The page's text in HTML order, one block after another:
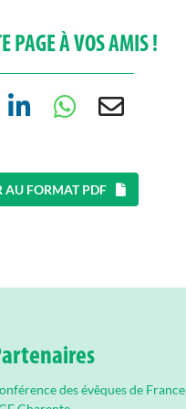
PAGE À VOS AMIS !
AU FORMAT PDF
des évêques de France